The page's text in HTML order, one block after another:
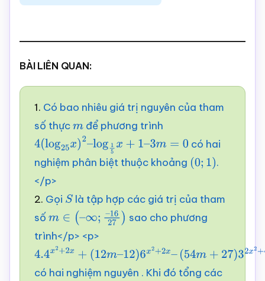
BÀI LIÊN QUAN:
1. Có bao nhiêu giá trị nguyên của tham
số thựcmđể phương trình
4(log25x 2–log15 x+ 1–3m= 0
có hai
nghiệm phân biệt thuộc khoảng (0; 1) .
</p>
2. Gọi S là tập hợp các giá trị của tham
số m∈( –∞;–1627) sao cho phương
trình</p> <p>
4.4x 2 +2 x+ (12m–
12) 6x2+2x–
có hai nghiệm nguyên . Khi đó tổng các